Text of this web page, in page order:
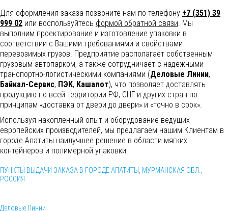
Для оформления заказа позвоните нам по телефону +7 (351) 39
999 02 или воспользуйтесь формой обратной связи. Мы
выполним проектирование и изготовление упаковки в
соответствии с Вашими требованиями и свойствами
перевозимых грузов. Предприятие располагает собственным
грузовым автопарком, а также сотрудничает с надежными
транспортно-логистическими компаниями (Деловые Линии,
Байкал-Сервис, ПЭК, Кашалот), что позволяет доставлять
продукцию по всей территории РФ, СНГ и других стран по
принципам «доставка от двери до двери» и «точно в срок».
Используя накопленный опыт и оборудование ведущих
европейских производителей, мы предлагаем нашим Клиентам в
городе Апатиты наилучшее решение в области мягких
контейнеров и полимерной упаковки.
ПУНКТЫ ВЫДАЧИ ЗАКАЗА В ГОРОДЕ АПАТИТЫ, МУРМАНСКАЯ ОБЛ.,
РОССИЯ
Деловые Линии